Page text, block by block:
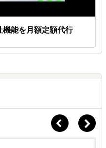
機能を月額定額代行